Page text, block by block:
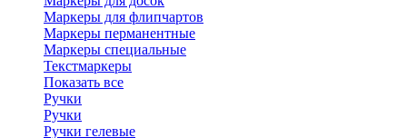
Маркеры для флипчартов
Маркеры перманентные
Маркеры специальные
Текстмаркеры
Показать все
Ручки
Ручки
Ручки гелевые